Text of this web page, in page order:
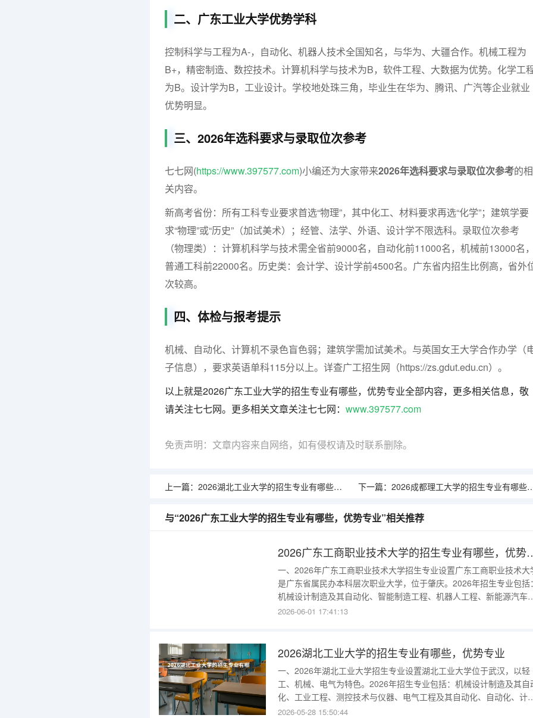
二、广东工业大学优势学科
控制科学与工程为A-，自动化、机器人技术全国知名，与华为、大疆合作。机械工程为
B+，精密制造、数控技术。计算机科学与技术为B，软件工程、大数据为优势。化学工
为B。设计学为B，工业设计。学校地处珠三角，毕业生在华为、腾讯、广汽等企业就业
优势明显。
三、2026年选科要求与录取位次参考
七七网(https://www.397577.com)小编还为大家带来2026年选科要求与录取位次参考的相
关内容。
新高考省份：所有工科专业要求首选“物理”，其中化工、材料要求再选“化学”；建筑学要
求“物理”或“历史”（加试美术）；经管、法学、外语、设计学不限选科。录取位次参考
（物理类）：计算机科学与技术需全省前9000名，自动化前11000名，机械前13000名，
普通工科前22000名。历史类：会计学、设计学前4500名。广东省内招生比例高，省外
次较高。
四、体检与报考提示
机械、自动化、计算机不录色盲色弱；建筑学需加试美术。与英国女王大学合作办学（
子信息），要求英语单科115分以上。详查广工招生网（https://zs.gdut.edu.cn）。
以上就是2026广东工业大学的招生专业有哪些，优势专业全部内容，更多相关信息，敬
请关注七七网。更多相关文章关注七七网： www.397577.com
免责声明：文章内容来自网络，如有侵权请及时联系删除。
上一篇： 2026湖北工业大学的招生专业有哪些，优势专业 下一篇： 2026成都理工大学的招生专业有哪些，优势专业
与“2026广东工业大学的招生专业有哪些，优势专业”相关推荐
2026广东工商职业
一、2026年广东工商职业技术大学招生专业设置广东工商职业技术大
是广东省属民办本科层次职业大学，位于肇庆。2026年招生专业包括：
机械设计制造及其自动化、智能制造工程、机器人工程、新能源汽车
程、电子信息工程、通信工程、计算机科学与技术、软件工程、数据科
务、物流管理、旅游
2026-06-01 17:41:13
2026湖北工业大学的招生专业有哪些，优势专业
一、2026年湖北工业大学招生专业设置湖北工业大学位于武汉，以轻
工、机械、电气为特色。2026年招生专业包括：机械设计制造及其自
化、工业工程、测控技术与仪器、电气工程及其自动化、自动化、计
机科学与技术、软件工程、电子信息工程、通信工程、材料科学与工
2026-05-28 15:50:44